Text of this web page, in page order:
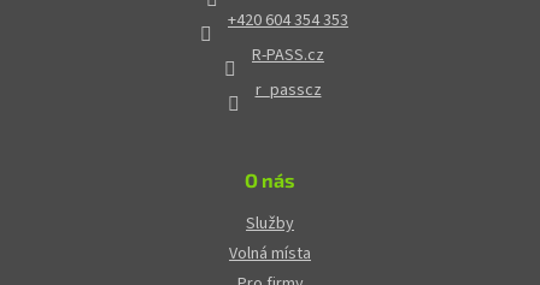
+420 604 354 353
R-PASS.cz
r_passcz
O nás
Služby
Volná místa